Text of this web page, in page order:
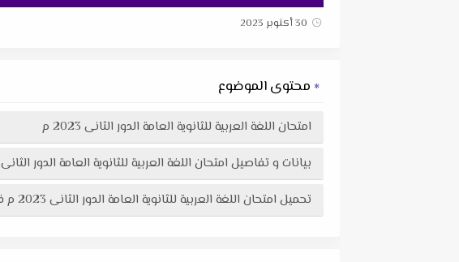
30 أكتوبر 2023
محتوى الموضوع
امتحان اللغة العربية للثانوية العامة الدور الثانى 2023 م
بيانات و تفاصيل امتحان اللغة العربية للثانوية العامة الدور الثانى 2023 م :
تحميل امتحان اللغة العربية للثانوية العامة الدور الثانى 2023 م في ملف pdf اكثر وضوحاً جاهز للطباعة عبر الرابط التالى :